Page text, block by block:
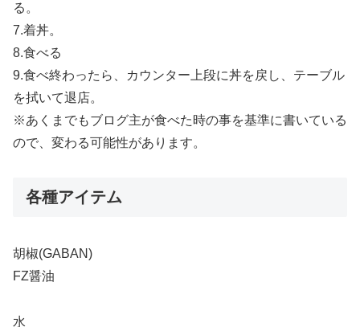
る。
7.着丼。
8.食べる
9.食べ終わったら、カウンター上段に丼を戻し、テーブル
を拭いて退店。
※あくまでもブログ主が食べた時の事を基準に書いている
ので、変わる可能性があります。
各種アイテム
胡椒(GABAN)
FZ醤油
水